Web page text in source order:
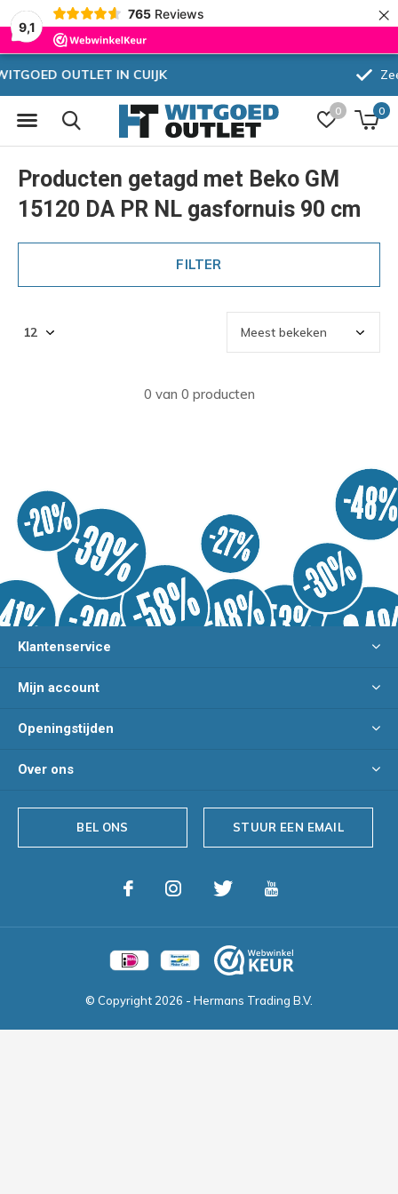
9,1
765 Reviews ×
0 0
Producten getagd met Beko GM
15120 DA PR NL gasfornuis 90 cm
FILTER
0 van 0 producten
Klantenservice
Mijn account
Openingstijden
Over ons
BEL ONS STUUR EEN EMAIL
© Copyright 2026 - Hermans Trading B.V.